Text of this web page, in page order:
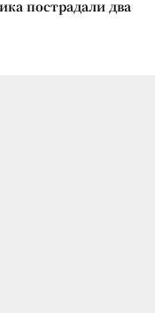
пострадали два